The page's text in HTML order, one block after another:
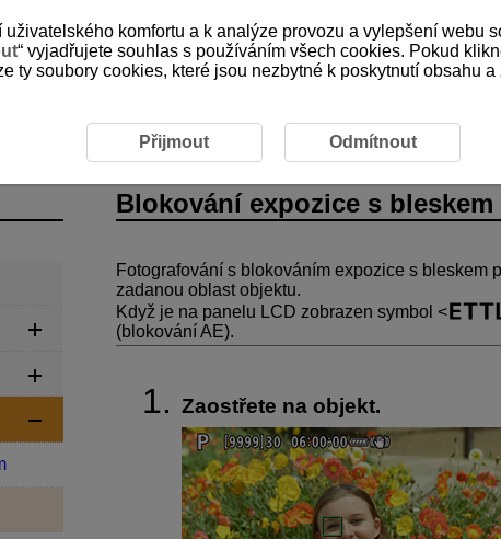
Blokování expozice s bleskem
Fotografování s blokováním expozice s bleskem
zadanou oblast objektu.
Když je na panelu LCD zobrazen symbol
(blokování AE).
Zaostřete na objekt.
komfortu a k analýze provozu a vylepšení webu
“ vyjadřujete souhlas s používáním všech cookies. Pokud
ty soubory cookies, které jsou nezbytné k poskytnutí obsahu
Přijmout Odmítnout